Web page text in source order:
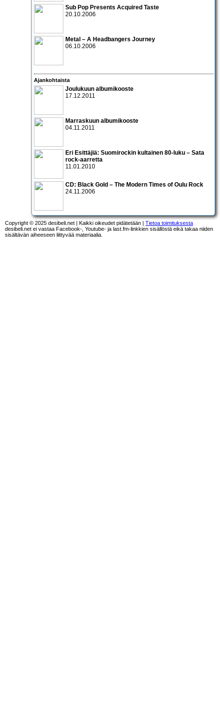
Sub Pop Presents Acquired Taste
20.10.2006
Metal – A Headbangers Journey
06.10.2006
Ajankohtaista
Joulukuun albumikooste
17.12.2011
Marraskuun albumikooste
04.11.2011
Eri Esittäjiä: Suomirockin kultainen 80-luku – Sata
rock-aarretta
11.01.2010
CD: Black Gold – The Modern Times of Oulu Rock
24.11.2006
Copyright © 2025 desibeli.net | Kaikki oikeudet pidätetään | Tietoa toimituksesta
desibeli.net ei vastaa Facebook-, Youtube- ja last.fm-linkkien sisällöstä eikä takaa niiden
sisältävän aiheeseen liittyvää materiaalia.